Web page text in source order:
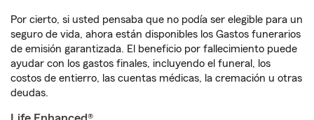
Por cierto, si usted pensaba que no podía ser elegible para un
seguro de vida, ahora están disponibles los Gastos funerarios
de emisión garantizada. El beneficio por fallecimiento puede
ayudar con los gastos finales, incluyendo el funeral, los
costos de entierro, las cuentas médicas, la cremación u otras
deudas.